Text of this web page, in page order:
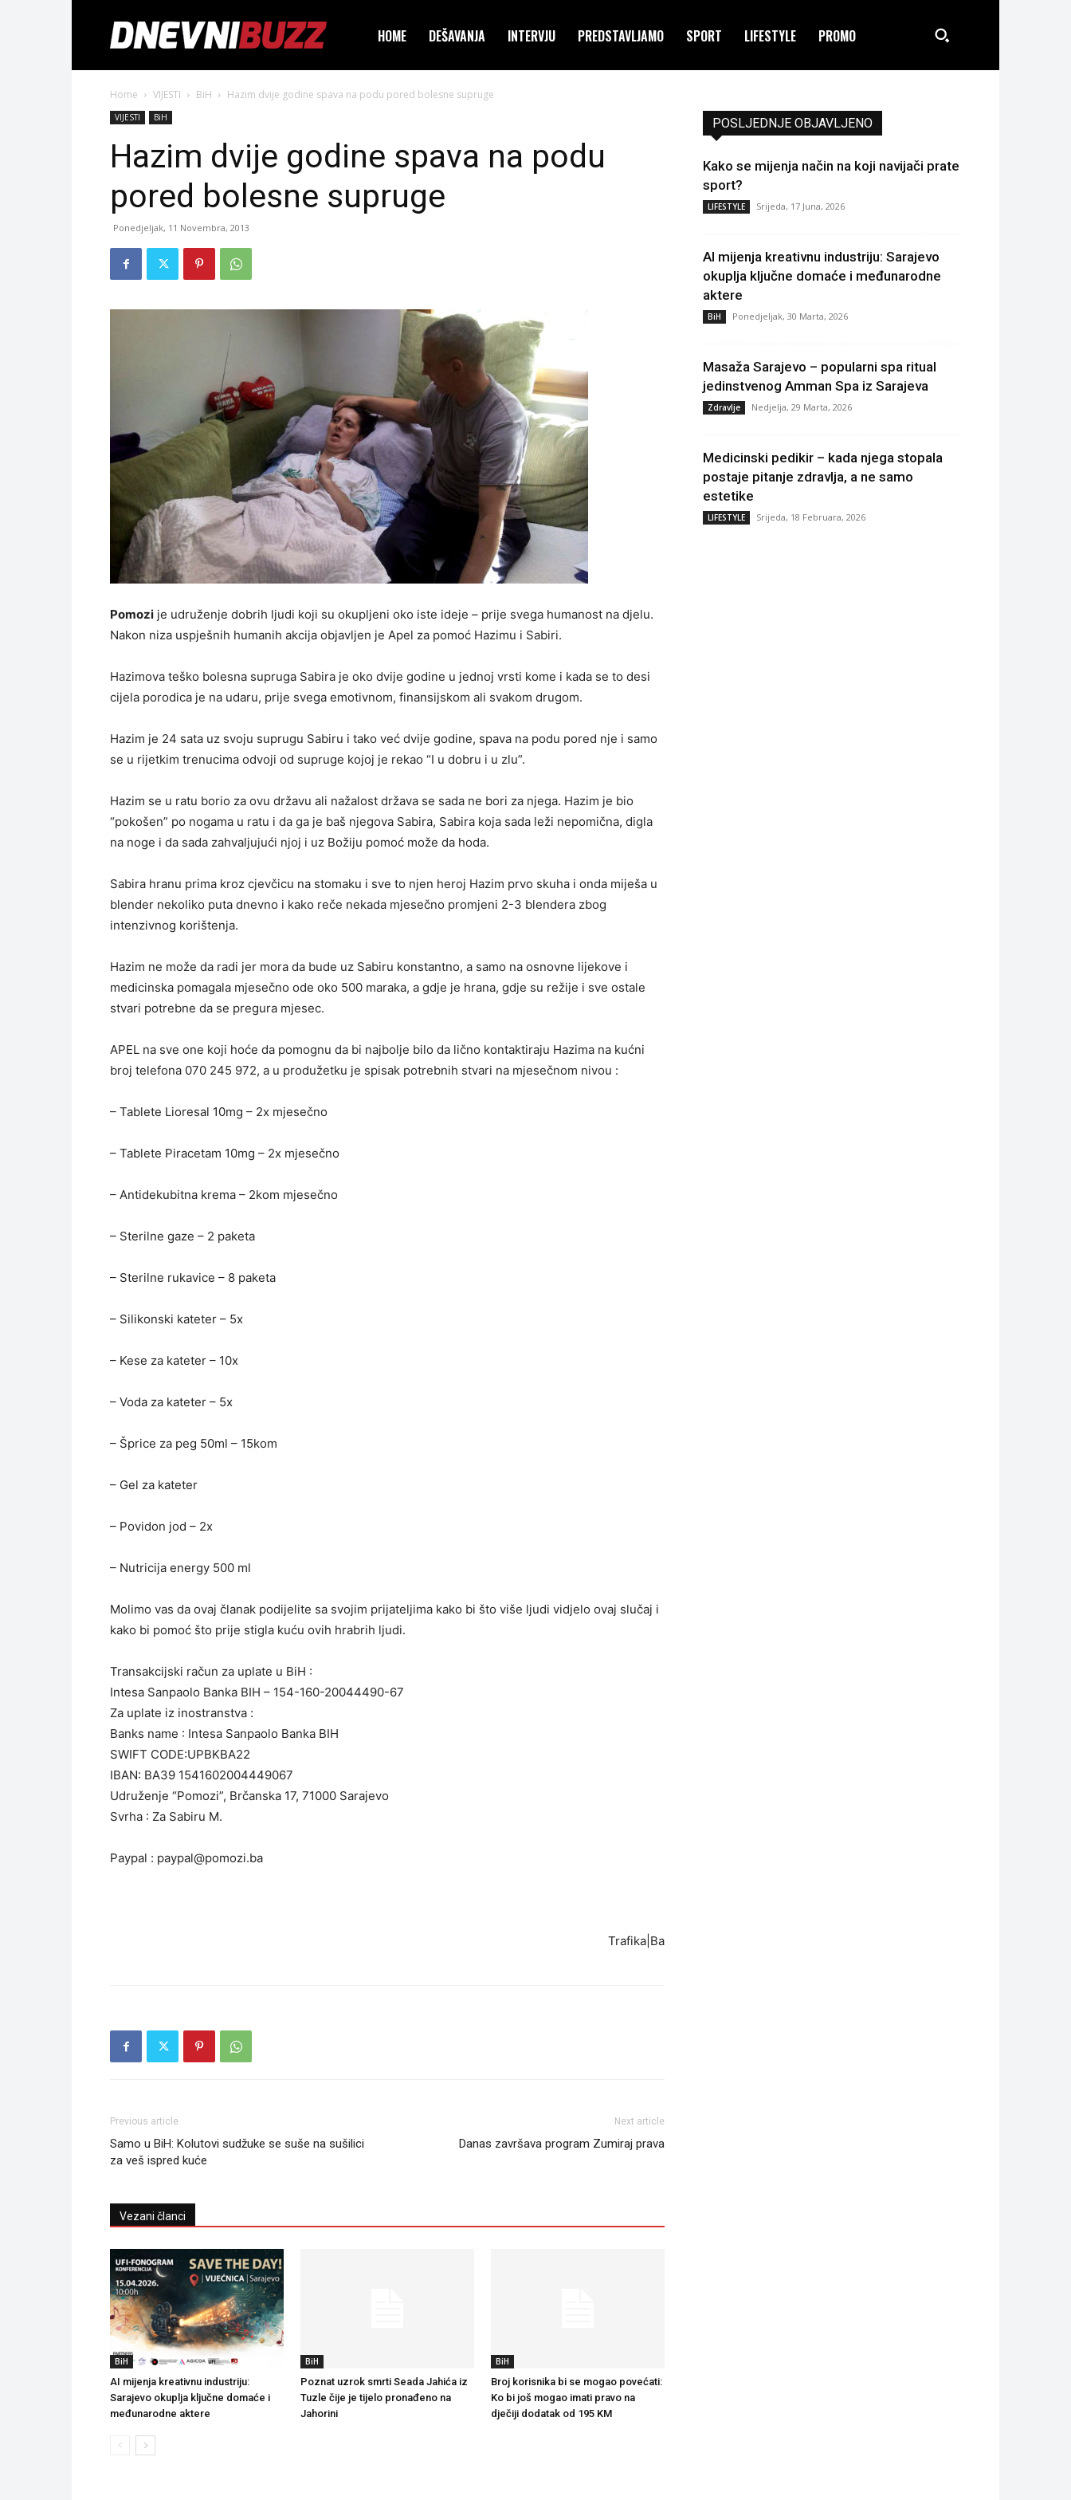
HOME DEŠAVANJA INTERVJU PREDSTAVLJAMO SPORT LIFESTYLE PROMO
Home VIJESTI BiH Hazim dvije godine spava na podu pored bolesne supruge
VIJESTI BiH
Hazim dvije godine spava na podu
pored bolesne supruge
Ponedjeljak, 11 Novembra, 2013
Pomozi je udruženje dobrih ljudi koji su okupljeni oko iste ideje – prije svega humanost na djelu.
Nakon niza uspješnih humanih akcija objavljen je Apel za pomoć Hazimu i Sabiri.
Hazimova teško bolesna supruga Sabira je oko dvije godine u jednoj vrsti kome i kada se to desi
cijela porodica je na udaru, prije svega emotivnom, finansijskom ali svakom drugom.
Hazim je 24 sata uz svoju suprugu Sabiru i tako već dvije godine, spava na podu pored nje i samo
se u rijetkim trenucima odvoji od supruge kojoj je rekao “I u dobru i u zlu”.
Hazim se u ratu borio za ovu državu ali nažalost država se sada ne bori za njega. Hazim je bio
“pokošen” po nogama u ratu i da ga je baš njegova Sabira, Sabira koja sada leži nepomična, digla
na noge i da sada zahvaljujući njoj i uz Božiju pomoć može da hoda.
Sabira hranu prima kroz cjevčicu na stomaku i sve to njen heroj Hazim prvo skuha i onda miješa u
blender nekoliko puta dnevno i kako reče nekada mjesečno promjeni 2-3 blendera zbog
intenzivnog korištenja.
Hazim ne može da radi jer mora da bude uz Sabiru konstantno, a samo na osnovne lijekove i
medicinska pomagala mjesečno ode oko 500 maraka, a gdje je hrana, gdje su režije i sve ostale
stvari potrebne da se pregura mjesec.
APEL na sve one koji hoće da pomognu da bi najbolje bilo da lično kontaktiraju Hazima na kućni
broj telefona 070 245 972, a u produžetku je spisak potrebnih stvari na mjesečnom nivou :
– Tablete Lioresal 10mg – 2x mjesečno
– Tablete Piracetam 10mg – 2x mjesečno
– Antidekubitna krema – 2kom mjesečno
– Sterilne gaze – 2 paketa
– Sterilne rukavice – 8 paketa
– Silikonski kateter – 5x
– Kese za kateter – 10x
– Voda za kateter – 5x
– Šprice za peg 50ml – 15kom
– Gel za kateter
– Povidon jod – 2x
– Nutricija energy 500 ml
Molimo vas da ovaj članak podijelite sa svojim prijateljima kako bi što više ljudi vidjelo ovaj slučaj i
kako bi pomoć što prije stigla kuću ovih hrabrih ljudi.
Transakcijski račun za uplate u BiH :
Intesa Sanpaolo Banka BIH – 154-160-20044490-67
Za uplate iz inostranstva :
Banks name : Intesa Sanpaolo Banka BIH
SWIFT CODE:UPBKBA22
IBAN: BA39 1541602004449067
Udruženje “Pomozi”, Brčanska 17, 71000 Sarajevo
Svrha : Za Sabiru M.
Paypal : paypal@pomozi.ba
Trafika|Ba
Previous article
Samo u BiH: Kolutovi sudžuke se suše na sušilici
za veš ispred kuće
Next article
Danas završava program Zumiraj prava
Vezani članci
BiH
AI mijenja kreativnu industriju:
Sarajevo okuplja ključne domaće i
međunarodne aktere
BiH
Poznat uzrok smrti Seada Jahića iz
Tuzle čije je tijelo pronađeno na
Jahorini
BiH
Broj korisnika bi se mogao povećati:
Ko bi još mogao imati pravo na
dječiji dodatak od 195 KM
POSLJEDNJE OBJAVLJENO
Kako se mijenja način na koji navijači prate
sport?
LIFESTYLE Srijeda, 17 Juna, 2026
AI mijenja kreativnu industriju: Sarajevo
okuplja ključne domaće i međunarodne
aktere
BiH Ponedjeljak, 30 Marta, 2026
Masaža Sarajevo – popularni spa ritual
jedinstvenog Amman Spa iz Sarajeva
Zdravlje Nedjelja, 29 Marta, 2026
Medicinski pedikir – kada njega stopala
postaje pitanje zdravlja, a ne samo
estetike
LIFESTYLE Srijeda, 18 Februara, 2026